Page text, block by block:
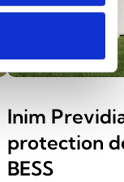
Inim
protection
BESS